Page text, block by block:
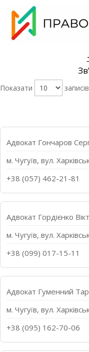
Показати записів
Адвокат Гончаров
м. Чугуїв, вул.
+38 (057) 462-21-81
Адвокат Гордієнко
м. Чугуїв, вул.
+38 (099) 017-15-11
Адвокат Гуменний
м. Чугуїв, вул.
+38 (095) 162-70-06